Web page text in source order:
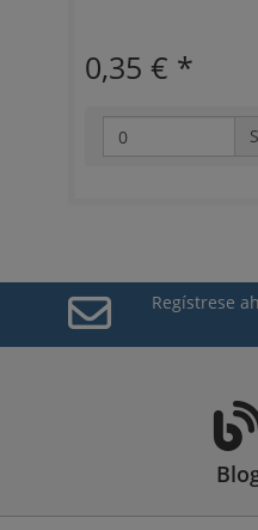
0,35 € *
Regístrese